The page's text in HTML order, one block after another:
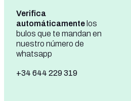
Verifica
automáticamente los
bulos que te mandan en
nuestro número de
whatsapp
+34 644 229 319